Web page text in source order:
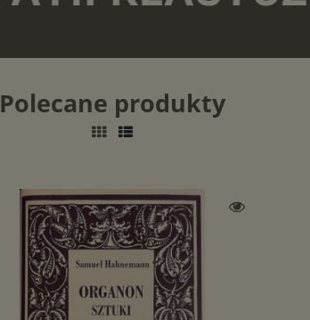
Polecane produkty